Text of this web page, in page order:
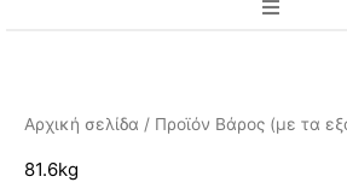
PROFESSIONAL
Αρχική σελίδα / Προϊόν Βάρος (με τα
81.6kg